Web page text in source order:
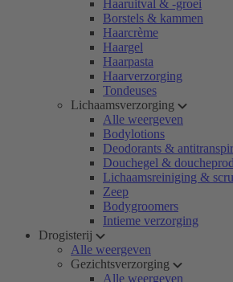
Haaruitval & -groei
Borstels & kammen
Haarcrème
Haargel
Haarpasta
Haarverzorging
Tondeuses
Lichaamsverzorging
Alle weergeven
Bodylotions
Deodorants &
Douchegel &
Lichaamsreiniging &
Zeep
Bodygroomers
Intieme verzorging
Drogisterij
Alle weergeven
Gezichtsverzorging
Alle weergeven